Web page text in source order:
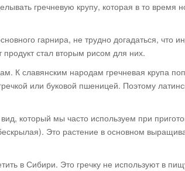
гречневую крупу, которая в то время
гарнира, не трудно догадаться, что
продукт стал вторым рисом для них.
К славянским народам гречневая крупа
или буковой пшеницей. Поэтому
который мы часто используем при
Это растение в основном
в Сибири. Это гречку не используют в